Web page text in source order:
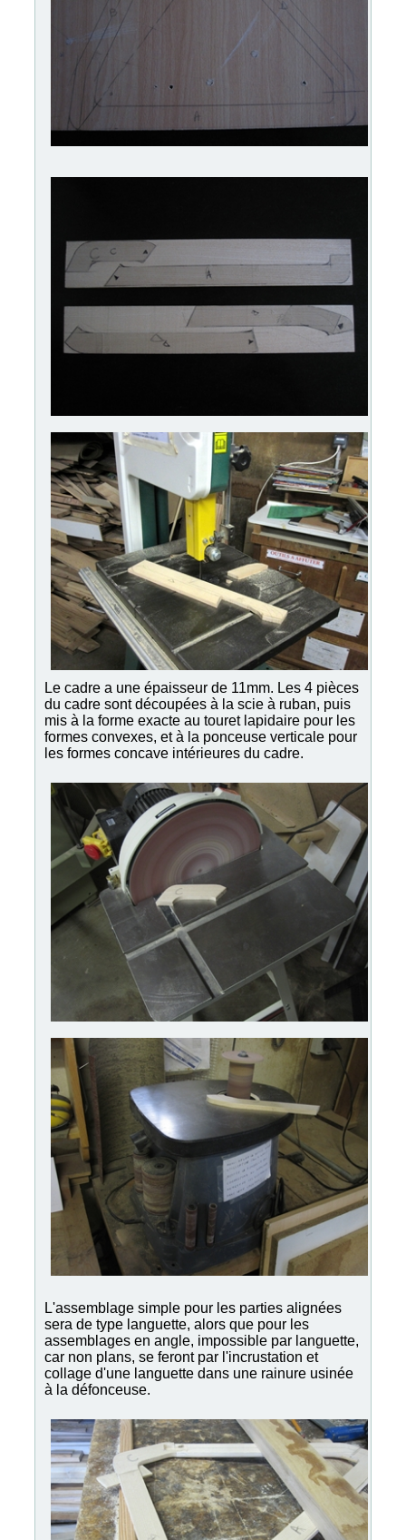
Le cadre a une épaisseur de 11mm. Les 4 pièces
du cadre sont découpées à la scie à ruban, puis
mis à la forme exacte au touret lapidaire pour les
formes convexes, et à la ponceuse verticale pour
les formes concave intérieures du cadre.
L'assemblage simple pour les parties alignées
sera de type languette, alors que pour les
assemblages en angle, impossible par languette,
car non plans, se feront par l'incrustation et
collage d'une languette dans une rainure usinée
à la défonceuse.